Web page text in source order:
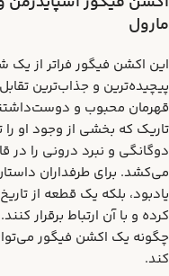
مارول
این اکشن فیگور فراتر از
پیچیده‌ترین و جذاب‌ترین
قهرمان محبوب و
تاریک که بخشی از وجود او
دوگانگی و نبرد درونی را
می‌کشد. برای طرفداران
یادبود، بلکه یک قطعه از
کرده و با آن ارتباط برقرار
چگونه یک اکشن فیگور
کند.